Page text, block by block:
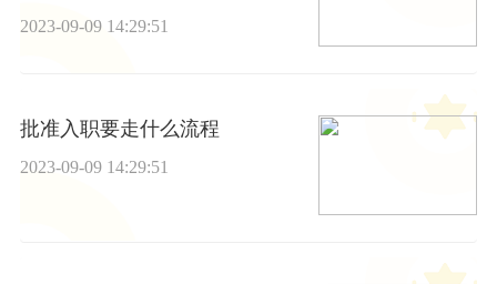
2023-09-09 14:29:51
批准入职要走什么流程
2023-09-09 14:29:51